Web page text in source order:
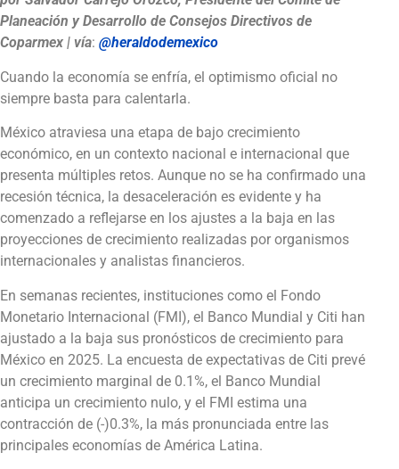
Planeación y Desarrollo de Consejos Directivos de
Coparmex | vía: @heraldodemexico
Cuando la economía se enfría, el optimismo oficial no
siempre basta para calentarla.
México atraviesa una etapa de bajo crecimiento
económico, en un contexto nacional e internacional que
presenta múltiples retos. Aunque no se ha confirmado una
recesión técnica, la desaceleración es evidente y ha
comenzado a reflejarse en los ajustes a la baja en las
proyecciones de crecimiento realizadas por organismos
internacionales y analistas financieros.
En semanas recientes, instituciones como el Fondo
Monetario Internacional (FMI), el Banco Mundial y Citi han
ajustado a la baja sus pronósticos de crecimiento para
México en 2025. La encuesta de expectativas de Citi prevé
un crecimiento marginal de 0.1%, el Banco Mundial
anticipa un crecimiento nulo, y el FMI estima una
contracción de (-)0.3%, la más pronunciada entre las
principales economías de América Latina.